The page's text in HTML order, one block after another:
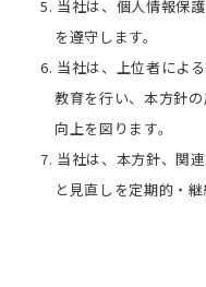
5. 当社は、個人情報保
を遵守します。
6. 当社は、上位者によ
教育を行い、本方針
向上を図ります。
7. 当社は、本方針、関
と見直しを定期的・